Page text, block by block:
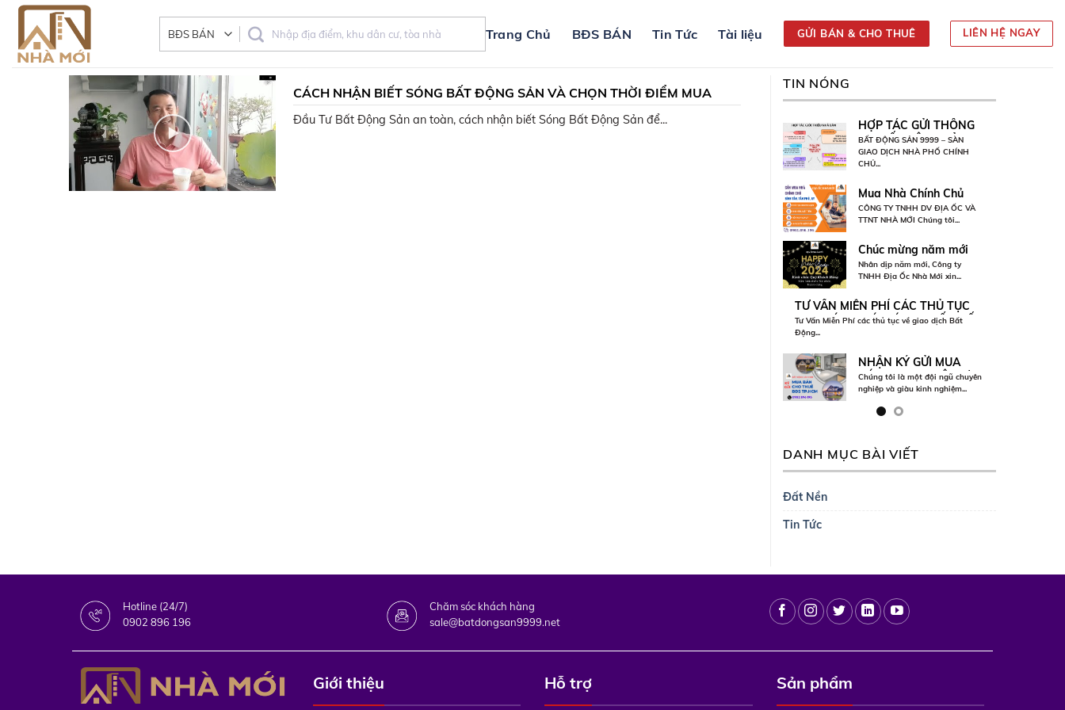
Skip
content
Trang Chủ BĐS BÁN Tin Tức Tài liệu GỬI BÁN & CHO THUÊ LIÊN HỆ NGAY
CÁCH NHẬN BIẾT SÓNG BẤT ĐỘNG SẢN VÀ CHỌN THỜI ĐIỂM MUA
VÀO, BÁN RA PHÙ HỢP | CAFE BAT DONG SAN
Đầu Tư Bất Động Sản an toàn, cách nhận biết Sóng Bất Động Sản để...
TIN NÓNG
HỢP TÁC GỬI THÔNG
TIN BẤT ĐỘNG SẢN
BÁN, THU NHẬP HẤP
DẪN 2026
BẤT ĐỘNG SẢN 9999 – SÀN
GIAO DỊCH NHÀ PHỐ CHÍNH
CHỦ...
Mua Nhà Chính Chủ
Quận Bình Tân, Tân
Phú, Gò Vấp
CÔNG TY TNHH DV ĐỊA ỐC VÀ
TTNT NHÀ MỚI Chúng tôi...
Chúc mừng năm mới
2024!
Nhân dịp năm mới, Công ty
TNHH Địa Ốc Nhà Mới xin...
TƯ VẤN MIỄN PHÍ CÁC THỦ TỤC
MUA BÁN, PHÁP LÝ, VAY VỐN BẤT
ĐỘNG SẢN TẠI TP.HCM – 0902 896
Tư Vấn Miễn Phí các thủ tục về giao dịch Bất
Động...
NHẬN KÝ GỬI MUA
BÁN, CHO THUÊ, TƯ
VẤN PHÁP LÝ – VAY
VỐN BĐS
Chúng tôi là một đội ngũ chuyên
nghiệp và giàu kinh nghiệm...
DANH MỤC BÀI VIẾT
Đất Nền
Tin Tức
Hotline (24/7)
0902 896 196
Chăm sóc khách hàng
sale@batdongsan9999.net
Giới thiệu Hỗ trợ Sản phẩm